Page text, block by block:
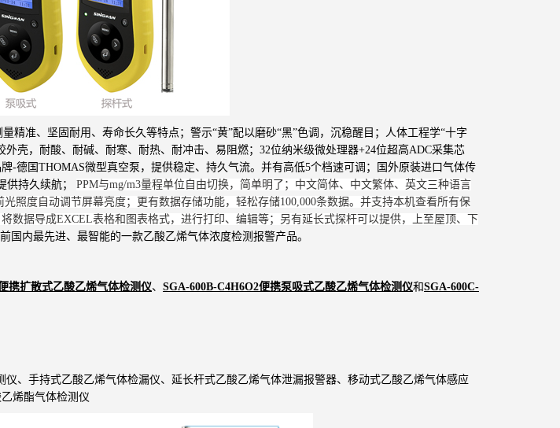
精准、坚固耐用、寿命长久等特点；警示“黄”配以磨砂“黑”色调，沉稳醒目；人体工程学“十字
壳，耐酸、耐碱、耐寒、耐热、耐冲击、易阻燃；32位纳米级微处理器+24位超高ADC采集芯
-德国THOMAS微型真空泵，提供稳定、持久气流。并有高低5个档速可调；国外原装进口气体传
供持久续航； PPM与mg/m3量程单位自由切换，简单明了；中文简体、中文繁体、英文三种语言
照度自动调节屏幕亮度；更有数据存储功能，轻松存储100,000条数据。并支持本机查看所有保
数据导成EXCEL表格和图表格式，进行打印、编辑等；另有延长式探杆可以提供，上至屋顶、下
国内最先进、最智能的一款乙酸乙烯气体浓度检测报警产品。
携扩散式乙酸乙烯气体检测仪、 SGA-600B-C4H6O2便携泵吸式乙酸乙烯气体检测仪和SGA-600C-
、手持式乙酸乙烯气体检漏仪、延长杆式乙酸乙烯气体泄漏报警器、移动式乙酸乙烯气体感应
烯酯气体检测仪